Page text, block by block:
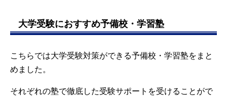
大学受験におすすめ予備校・学習塾
こちらでは大学受験対策ができる予備校・学習塾をまと
めました。
それぞれの塾で徹底した受験サポートを受けることがで